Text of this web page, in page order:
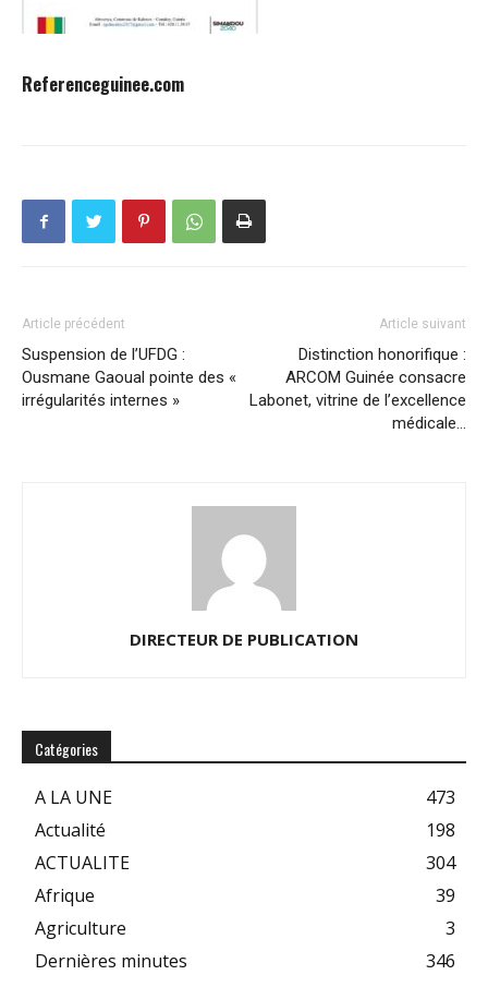
Referenceguinee.com
Article précédent
Suspension de l’UFDG :
Ousmane Gaoual pointe des «
irrégularités internes »
Article suivant
Distinction honorifique :
ARCOM Guinée consacre
Labonet, vitrine de l’excellence
médicale…
DIRECTEUR DE PUBLICATION
Catégories
A LA UNE
473
Actualité
198
ACTUALITE
304
Afrique
39
Agriculture
3
Dernières minutes
346